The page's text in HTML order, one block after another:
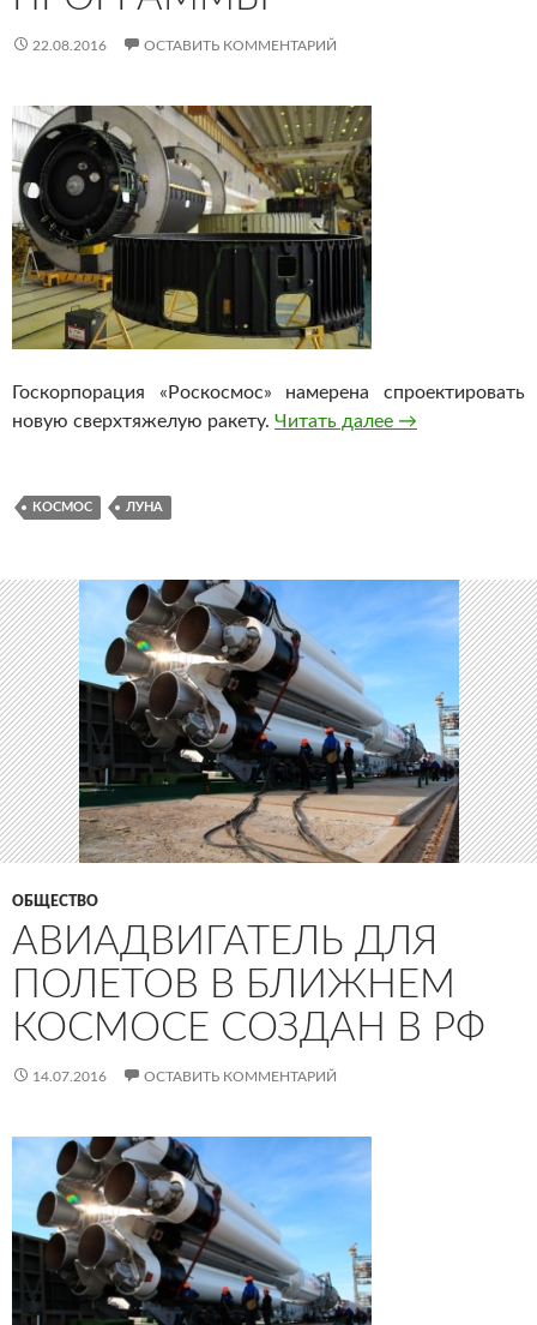
22.08.2016 ОСТАВИТЬ КОММЕНТАРИЙ
Госкорпорация «Роскосмос» намерена спроектировать
новую сверхтяжелую ракету. Читать далее Роскосмос
→
КОСМОС ЛУНА
ОБЩЕСТВО
АВИАДВИГАТЕЛЬ ДЛЯ
ПОЛЕТОВ В БЛИЖНЕМ
КОСМОСЕ СОЗДАН В РФ
14.07.2016 ОСТАВИТЬ КОММЕНТАРИЙ